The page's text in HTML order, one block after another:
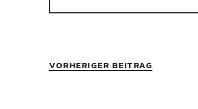
VORHERIGER BEITRAG